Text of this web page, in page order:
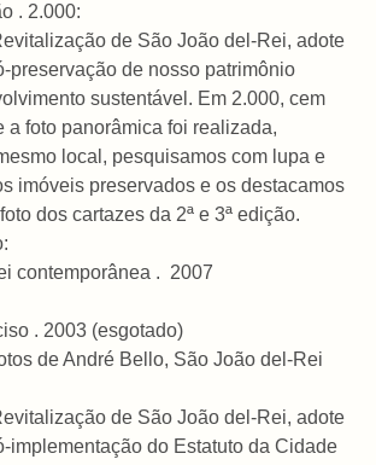
. 2.000:
de São João del-Rei, adote
preservação de nosso patrimônio
sustentável. Em 2.000, cem
a foto panorâmica foi realizada,
local, pesquisamos com lupa e
imóveis preservados e os destacamos
dos cartazes da 2ª e 3ª edição.
contemporânea . 2007
. 2003 (esgotado)
de André Bello, São João del-Rei
de São João del-Rei, adote
implementação do Estatuto da Cidade